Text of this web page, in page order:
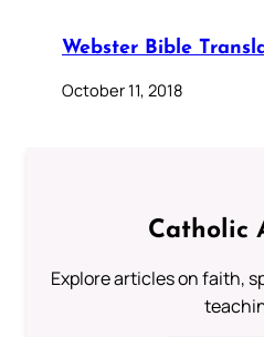
Webster Bible
October 11, 2018
Catholic
Explore articles on faith,